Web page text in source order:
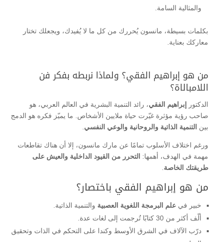
والمثالية السامة.
بكلمات بسيطة، مانسون يُحررك من كل ما لا يُفيدك، ويجعلك تختار
معاركك بعناية.
من هو إبراهيم الفقي؟ ولماذا نربطه بفكر فن
اللامبالاة؟
الدكتور إبراهيم الفقي، رائد التنمية البشرية في العالم العربي، هو
صاحب رؤية مؤثرة غيّرت حياة ملايين الأشخاص. ما يميّز فكره هو الدمج
بين التنمية الذاتية والروحانية والوعي النفسي
ورغم اختلاف الأسلوب تمامًا عن مارك مانسون، إلا أن هناك تقاطعات
مهمة في الهدف، أهمها: التحرر من القيود الداخلية والعيش على
طريقتك الخاصة
من هو إبراهيم الفقي باختصار؟
خبير في علم البرمجة اللغوية العصبية والتنمية الذاتية.
ألّف أكثر من 30 كتابًا تُرجمت إلى لغات عدة.
درّب الآلاف في الشرق الأوسط وكندا على التحكم في الذات وتحقيق